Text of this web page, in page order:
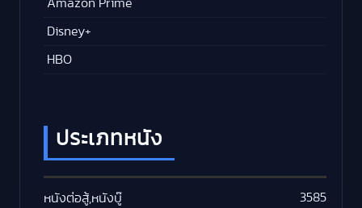
Amazon Prime
Disney+
HBO
ประเภทหนัง
หนังต่อสู้,หนังบู๊ 3585